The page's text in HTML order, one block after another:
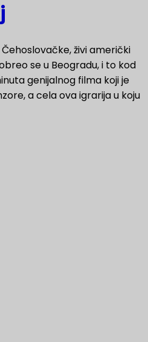
živi američki
se u Beogradu, i to kod
genijalnog filma koji je
a cela ova igrarija u koju